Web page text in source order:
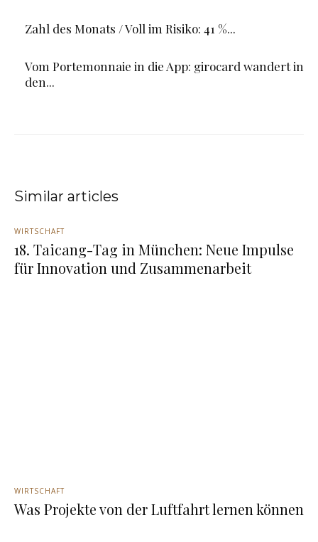
Zahl des Monats / Voll im Risiko: 41 %...
Vom Portemonnaie in die App: girocard wandert in
den...
Similar articles
WIRTSCHAFT
18. Taicang-Tag in München: Neue Impulse
für Innovation und Zusammenarbeit
WIRTSCHAFT
Was Projekte von der Luftfahrt lernen können